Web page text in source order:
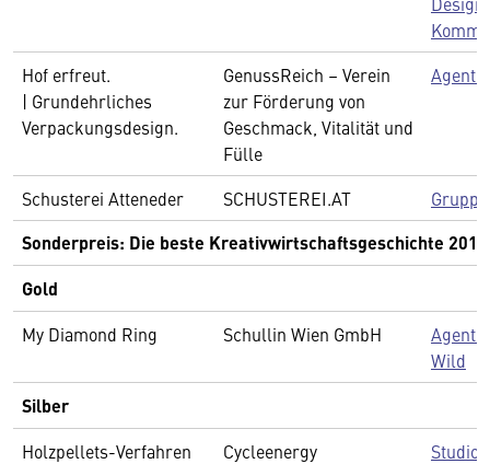
Hof erfreut.
| Grundehrliches
Verpackungsdesign.
GenussReich – Verein
zur Förderung von
Geschmack, Vitalität und
Fülle
Schusterei Atteneder SCHUSTEREI.AT
Sonderpreis: Die beste Kreativwirtschaftsgeschichte 2019
Gold
My Diamond Ring Schullin Wien GmbH
Wild
Silber
Holzpellets-Verfahren
Cycleenergy Studio